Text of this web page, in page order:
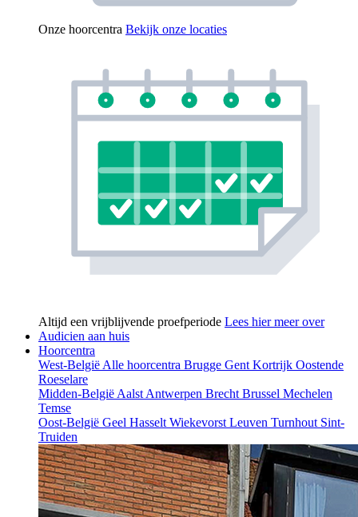
Onze hoorcentra Bekijk onze locaties
Altijd een vrijblijvende proefperiode Lees hier meer over
Audicien aan huis
Hoorcentra
West-België Alle hoorcentra Brugge Gent Kortrijk Oostende
Roeselare
Midden-België Aalst Antwerpen Brecht Brussel Mechelen
Temse
Oost-België Geel Hasselt Wiekevorst Leuven Turnhout Sint-
Truiden